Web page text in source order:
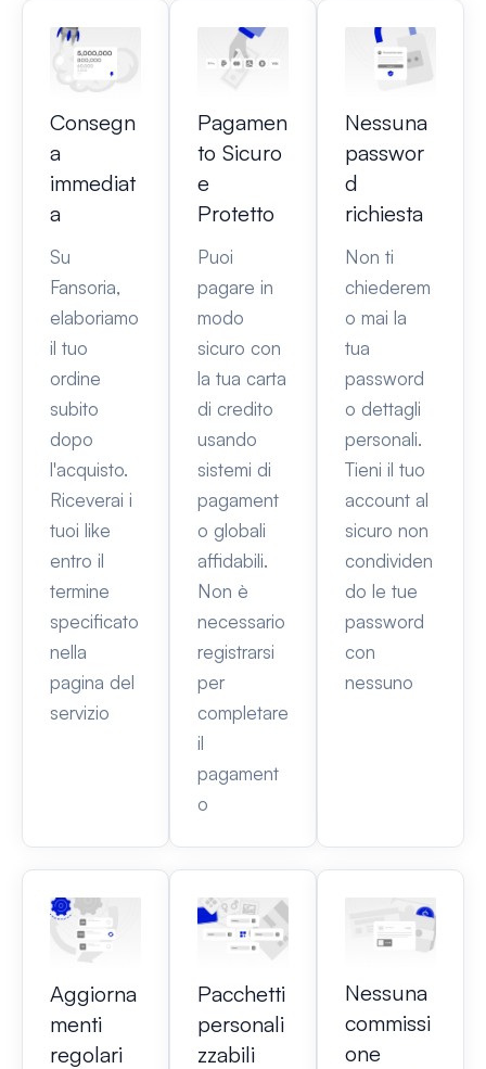
Consegn
a
immediat
a
Su
Fansoria,
elaboriamo
il tuo
ordine
subito
dopo
l'acquisto.
Riceverai i
tuoi like
entro il
termine
specificato
nella
pagina del
servizio
Pagamen
to Sicuro
e
Protetto
Puoi
pagare in
modo
sicuro con
la tua carta
di credito
usando
sistemi di
pagament
o globali
affidabili.
Non è
necessario
registrarsi
per
completare
il
pagament
o
Nessuna
passwor
d
richiesta
Non ti
chiederem
o mai la
tua
password
o dettagli
personali.
Tieni il tuo
account al
sicuro non
condividen
do le tue
password
con
nessuno
Aggiorna
menti
regolari
Pacchetti
personali
zzabili
Nessuna
commissi
one